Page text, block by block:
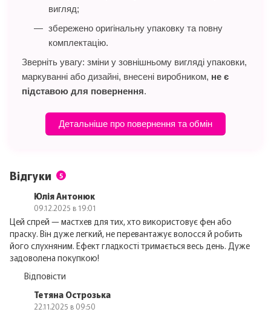
вигляд;
збережено оригінальну упаковку та повну
комплектацію.
Зверніть увагу: зміни у зовнішньому вигляді упаковки,
маркуванні або дизайні, внесені виробником, не є
підставою для повернення.
Детальніше про повернення та обмін
Відгуки 5
Юлія Антонюк
09.12.2025 в 19:01
Цей спрей — мастхев для тих, хто використовує фен або
праску. Він дуже легкий, не перевантажує волосся й робить
його слухняним. Ефект гладкості тримається весь день. Дуже
задоволена покупкою!
Відповісти
Тетяна Острозька
22.11.2025 в 09:50